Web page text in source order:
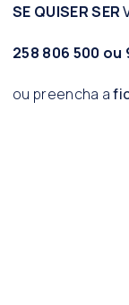
SE QUISER SER
258 806 500 ou
ou preencha a